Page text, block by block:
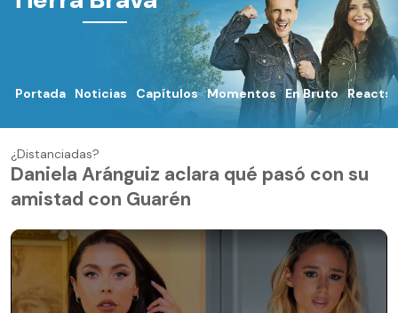
Portada Noticias Capítulos Momentos En Bruto Reacts
¿Distanciadas?
Daniela Aránguiz aclara qué pasó con su
amistad con Guarén